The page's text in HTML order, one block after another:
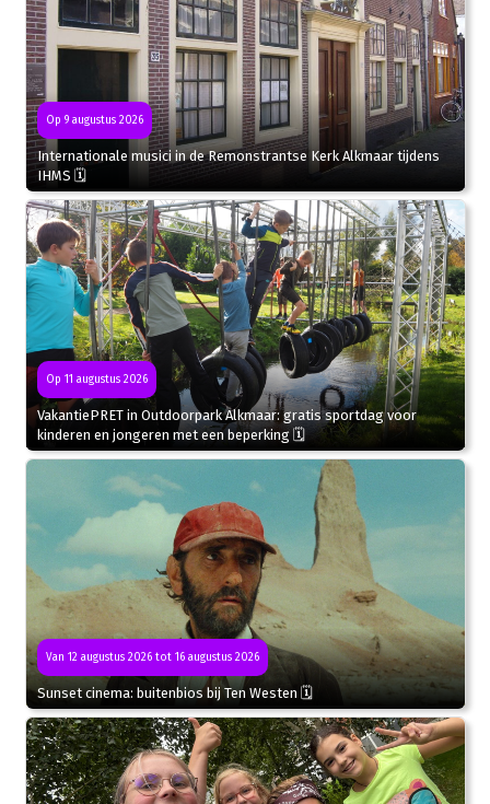
Op 9 augustus 2026
Internationale musici in de Remonstrantse Kerk Alkmaar tijdens
IHMS 🗓
Op 11 augustus 2026
VakantiePRET in Outdoorpark Alkmaar: gratis sportdag voor
kinderen en jongeren met een beperking 🗓
Van 12 augustus 2026 tot 16 augustus 2026
Sunset cinema: buitenbios bij Ten Westen 🗓